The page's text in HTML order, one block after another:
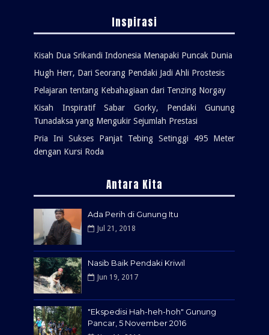
Inspirasi
Kisah Dua Srikandi Indonesia Menapaki Puncak Dunia
Hugh Herr, Dari Seorang Pendaki Jadi Ahli Prostesis
Pelajaran tentang Kebahagiaan dari Tenzing Norgay
Kisah Inspiratif Sabar Gorky, Pendaki Gunung
Tunadaksa yang Mengukir Sejumlah Prestasi
Pria Ini Sukses Panjat Tebing Setinggi 495 Meter
dengan Kursi Roda
Antara Kita
Ada Perih di Gunung Itu
Jul 21, 2018
Nasib Baik Pendaki Kriwil
Jun 19, 2017
"Ekspedisi Hah-heh-hoh" Gunung
Pancar, 5 November 2016